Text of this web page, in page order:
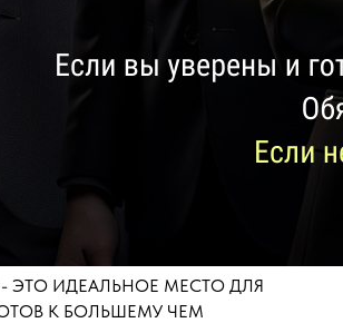
- ЭТО ИДЕАЛЬНОЕ МЕСТО ДЛЯ
К БОЛЬШЕМУ ЧЕМ